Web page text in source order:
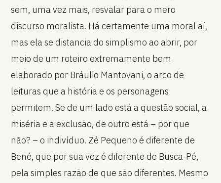
sem, uma vez mais, resvalar para o mero
discurso moralista. Há certamente uma moral aí,
mas ela se distancia do simplismo ao abrir, por
meio de um roteiro extremamente bem
elaborado por Bráulio Mantovani, o arco de
leituras que a história e os personagens
permitem. Se de um lado está a questão social, a
miséria e a exclusão, de outro está – por que
não? – o indivíduo. Zé Pequeno é diferente de
Bené, que por sua vez é diferente de Busca-Pé,
pela simples razão de que são diferentes. Mesmo